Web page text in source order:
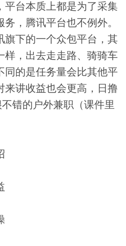
平台本质上都是为了采集
，腾讯平台也不例外。
旗下的一个众包平台，其
样，出去走走路、骑骑车
同的是任务量会比其他平
来讲收益也会更高，日撸
错的户外兼职（课件里